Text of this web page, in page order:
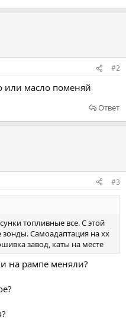
#2
или масло поменяй
Ответ
#3
топливные все. С этой
Самоадаптация на хх
завод, каты на месте
на рампе меняли?